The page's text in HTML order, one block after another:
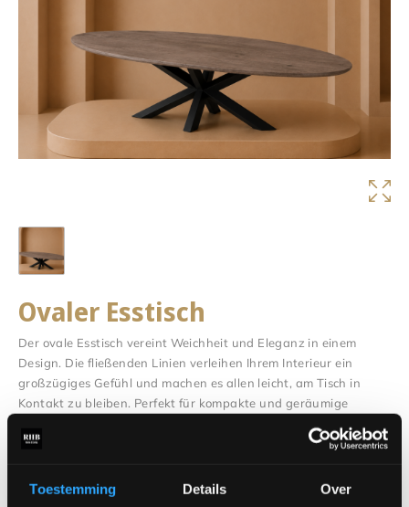
Toestemming Details Over
Ovaler Esstisch
Der ovale Esstisch vereint Weichheit und Eleganz in einem
Design. Die fließenden Linien verleihen Ihrem Interieur ein
großzügiges Gefühl und machen es allen leicht, am Tisch in
Kontakt zu bleiben. Perfekt für kompakte und geräumige
Dank der fehlenden scharfen Ecken wirkt der Tisch luftig und
oder industriellen Wohnstil entscheiden, ein ovaler Esstisch wird